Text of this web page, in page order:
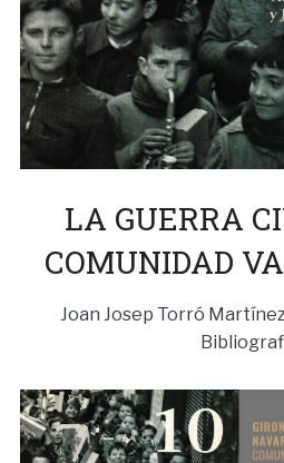
LA GUERRA
COMUNIDAD
Joan Josep Torró Martínez